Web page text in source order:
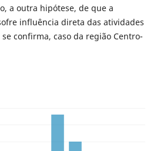
a outra hipótese, de que a
influência direta das atividades
confirma, caso da região Centro-